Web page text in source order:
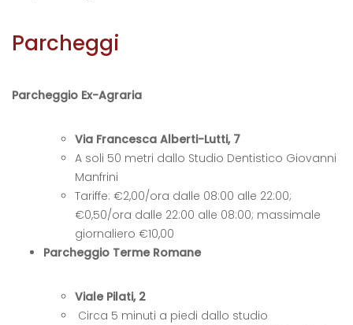
Parcheggi
Parcheggio Ex-Agraria
Via Francesca Alberti-Lutti, 7
A soli 50 metri dallo Studio Dentistico Giovanni
Manfrini
Tariffe: €2,00/ora dalle 08:00 alle 22:00;
€0,50/ora dalle 22:00 alle 08:00; massimale
giornaliero €10,00
Parcheggio Terme Romane
Viale Pilati, 2
Circa 5 minuti a piedi dallo studio